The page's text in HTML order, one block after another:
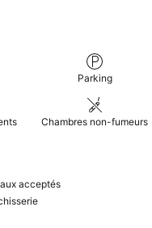
Parking
Chambres non-fumeurs
acceptés